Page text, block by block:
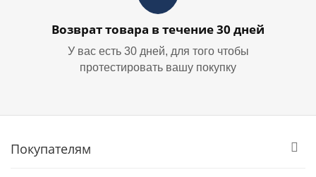
Возврат товара в течение 30 дней
У вас есть 30 дней, для того чтобы
протестировать вашу покупку
Покупателям